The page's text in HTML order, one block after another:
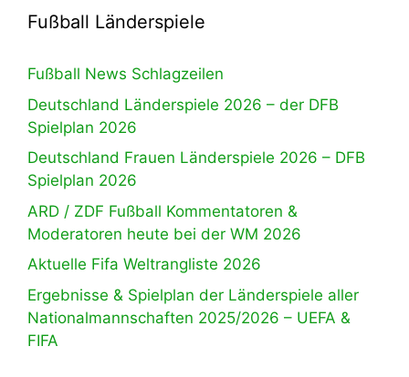
Fußball Länderspiele
Fußball News Schlagzeilen
Deutschland Länderspiele 2026 – der DFB
Spielplan 2026
Deutschland Frauen Länderspiele 2026 – DFB
Spielplan 2026
ARD / ZDF Fußball Kommentatoren &
Moderatoren heute bei der WM 2026
Aktuelle Fifa Weltrangliste 2026
Ergebnisse & Spielplan der Länderspiele aller
Nationalmannschaften 2025/2026 – UEFA &
FIFA